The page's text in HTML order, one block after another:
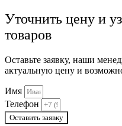
Уточнить цену и
товаров
Оставьте заявку, наши
актуальную цену и
Имя
Телефон
Оставить заявку